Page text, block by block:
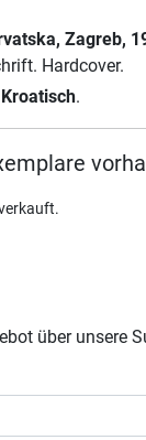
, Zagreb,
Hardcover.
Kroatisch.
über unsere